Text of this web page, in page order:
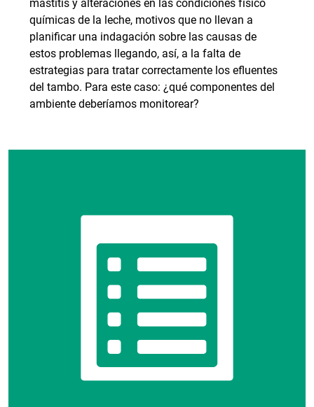
mastitis y alteraciones en las condiciones físico
químicas de la leche, motivos que no llevan a
planificar una indagación sobre las causas de
estos problemas llegando, así, a la falta de
estrategias para tratar correctamente los efluentes
del tambo. Para este caso: ¿qué componentes del
ambiente deberíamos monitorear?